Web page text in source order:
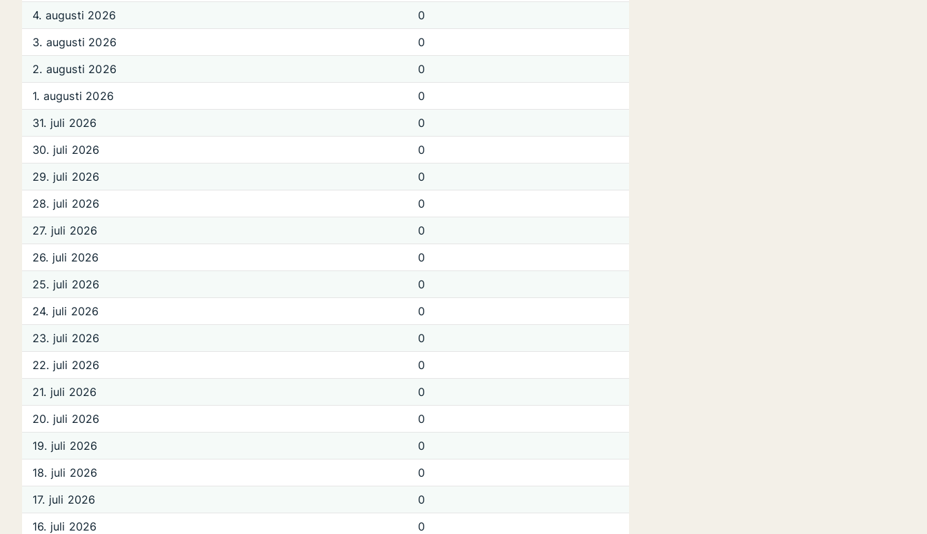
4. augusti 2026
0
3. augusti 2026
0
2. augusti 2026
0
1. augusti 2026
0
31. juli 2026
0
30. juli 2026
0
29. juli 2026
0
28. juli 2026
0
27. juli 2026
0
26. juli 2026
0
25. juli 2026
0
24. juli 2026
0
23. juli 2026
0
22. juli 2026
0
21. juli 2026
0
20. juli 2026
0
19. juli 2026
0
18. juli 2026
0
17. juli 2026
0
16. juli 2026
0